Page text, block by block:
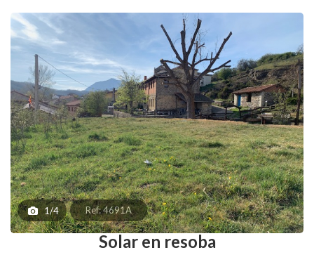
1/4 Ref: 4691A
Solar en resoba